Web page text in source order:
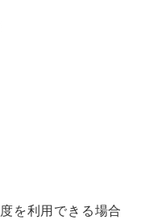
を利用できる場合